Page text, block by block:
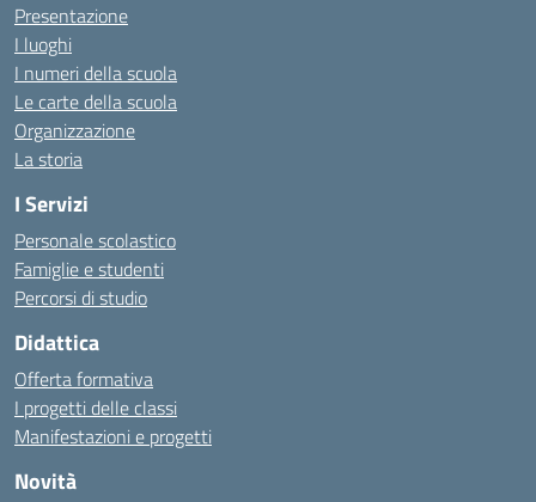
Presentazione
I luoghi
I numeri della scuola
Le carte della scuola
Organizzazione
La storia
I Servizi
Personale scolastico
Famiglie e studenti
Percorsi di studio
Didattica
Offerta formativa
I progetti delle classi
Manifestazioni e progetti
Novità